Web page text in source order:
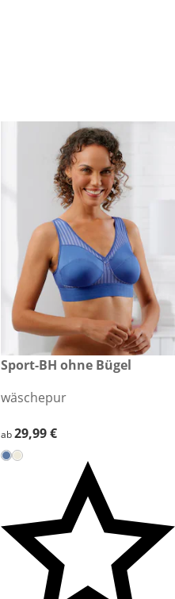
29,99 €
Sport-BH ohne Bügel
wäschepur
29,99 €
ab29,99 €